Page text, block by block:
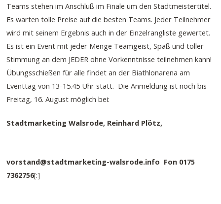
Teams stehen im Anschluß im Finale um den Stadtmeistertitel.
Es warten tolle Preise auf die besten Teams. Jeder Teilnehmer
wird mit seinem Ergebnis auch in der Einzelrangliste gewertet.
Es ist ein Event mit jeder Menge Teamgeist, Spaß und toller
Stimmung an dem JEDER ohne Vorkenntnisse teilnehmen kann!
Übungsschießen für alle findet an der Biathlonarena am
Eventtag von 13-15.45 Uhr statt. Die Anmeldung ist noch bis
Freitag, 16. August möglich bei:
Stadtmarketing Walsrode, Reinhard Plötz,
vorstand@stadtmarketing-walsrode.info Fon 0175
7362756[:]